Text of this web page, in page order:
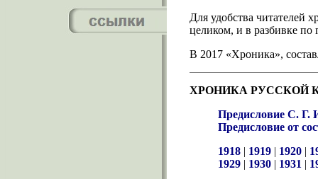
Для удобства читателей
целиком, и в разбивке по
В 2017 «Хроника»,
ХРОНИКА РУССКОЙ
Предисловие С. Г.
Предисловие от
1918 | 1919 | 1920 |
1929 | 1930 | 1931 |